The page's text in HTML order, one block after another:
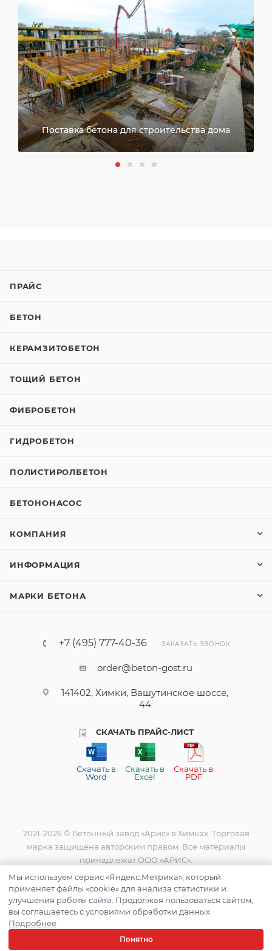
Поставка бетона для строительства дома
ПРАЙС
БЕТОН
КЕРАМЗИТОБЕТОН
ТОЩИЙ БЕТОН
ФИБРОБЕТОН
ГИДРОБЕТОН
ПОЛИСТИРОЛБЕТОН
БЕТОНОНАСОС
КОМПАНИЯ
ИНФОРМАЦИЯ
МАРКИ БЕТОНА
+7 (495) 777-40-36 ЗАКАЗАТЬ ЗВОНОК
order@beton-gost.ru
141402, Химки, Вашутинское шоссе,
44
СКАЧАТЬ ПРАЙС-ЛИСТ
Скачать в
Word
Скачать в
Excel
Скачать в
PDF
2021-2026 © Бетонный завод «Арис» в Химках. Торговая
марка защищена авторским правом. Все материалы
принадлежат ООО «АРИС».
Реквизиты: ИНН: 9731131044, ОГРН: 1247700182465.
Юр. адрес: 121609, город Москва, Осенняя ул, д. 23, помещ.
Мы используем сервис «Яндекс.Метрика», который
применяет файлы «cookie» для анализа статистики и
улучшения работы сайта. Продолжая пользоваться сайтом,
вы соглашаетесь с условиями обработки данных.
Подробнее
Понятно